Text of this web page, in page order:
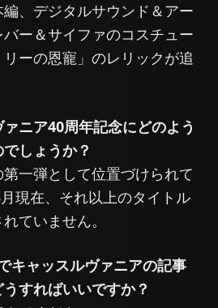
、デジタルサウンド＆アー
バー＆サイファのコスチュー
ーの恩寵」のレリックが追
ニア40周年記念にどのよう
しょうか？
第一弾として位置づけられて
現在、それ以上のタイトル
ていません。
ャッスルヴァニアの記事
すればいいですか？